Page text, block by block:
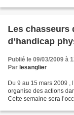
Les chasseurs
d’handicap
Publié le 09/03/2009 à
Par lesanglier
Du 9 au 15 mars 2009 ,
organise des actions
Cette semaine sera